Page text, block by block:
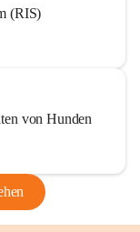
(RIS)
von Hunden